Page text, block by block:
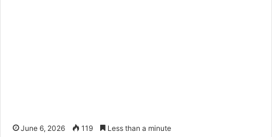
June 6, 2026 119 Less than a minute